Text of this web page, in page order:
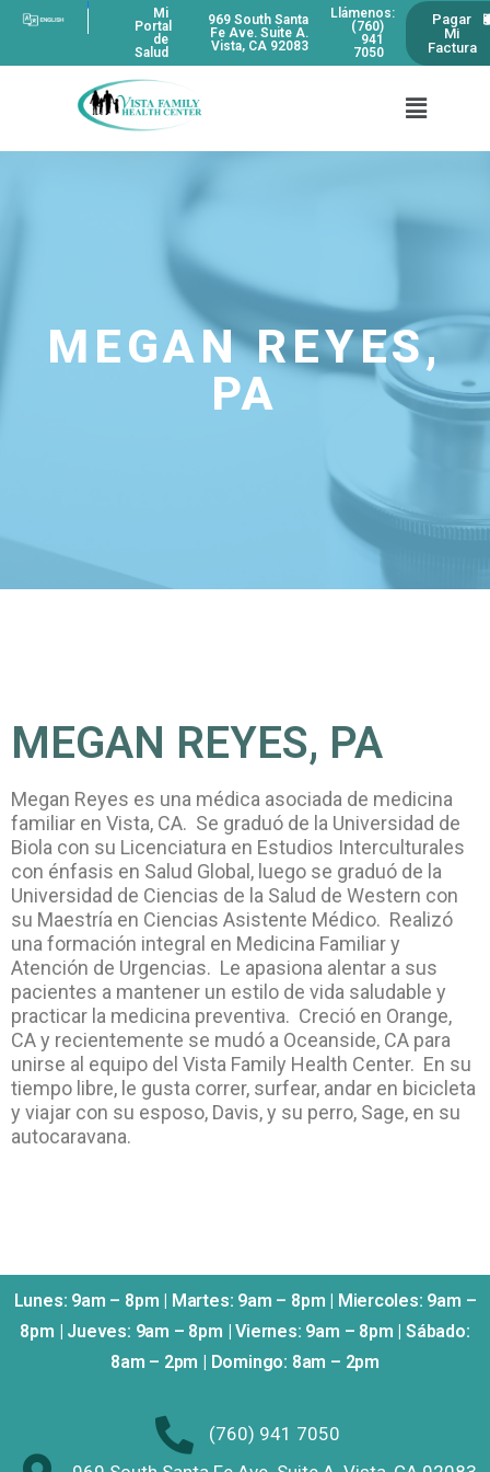
Mi
Portal
de
Salud
969 South Santa
Fe Ave. Suite A.
Vista, CA 92083
Llámenos:
(760)
941
7050
Pagar
Mi
Factura
MEGAN REYES,
PA
MEGAN REYES, PA
Megan Reyes es una médica asociada de medicina
familiar en Vista, CA. Se graduó de la Universidad de
Biola con su Licenciatura en Estudios Interculturales
con énfasis en Salud Global, luego se graduó de la
Universidad de Ciencias de la Salud de Western con
su Maestría en Ciencias Asistente Médico. Realizó
una formación integral en Medicina Familiar y
Atención de Urgencias. Le apasiona alentar a sus
pacientes a mantener un estilo de vida saludable y
practicar la medicina preventiva. Creció en Orange,
CA y recientemente se mudó a Oceanside, CA para
unirse al equipo del Vista Family Health Center. En su
tiempo libre, le gusta correr, surfear, andar en bicicleta
y viajar con su esposo, Davis, y su perro, Sage, en su
autocaravana.
Lunes: 9am – 8pm | Martes: 9am – 8pm | Miercoles: 9am –
8pm | Jueves: 9am – 8pm | Viernes: 9am – 8pm | Sábado:
8am – 2pm | Domingo: 8am – 2pm
(760) 941 7050